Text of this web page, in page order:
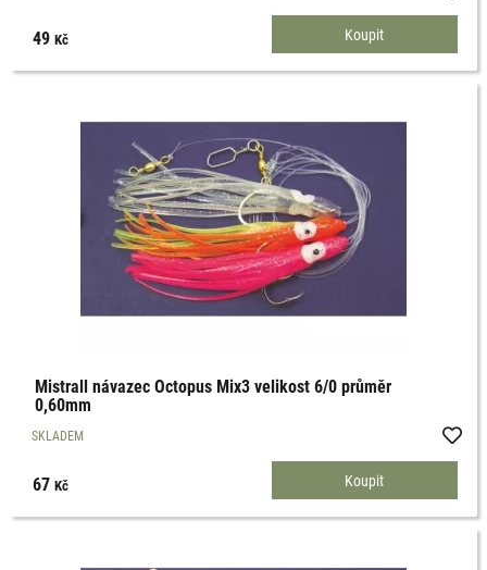
49Kč
Mistrall návazec Octopus Mix3 velikost 6/0 průměr
0,60mm
SKLADEM
67Kč